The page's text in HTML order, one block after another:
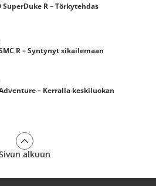
SuperDuke R – Törkytehdas
R – Syntynyt sikailemaan
– Kerralla keskiluokan
alkuun